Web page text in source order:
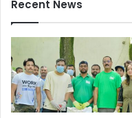
Recent News